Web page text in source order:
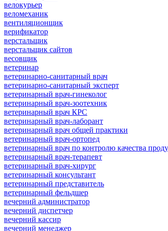
велокурьер
веломеханик
вентиляционщик
верификатор
верстальщик
верстальщик сайтов
весовщик
ветеринар
ветеринарно-санитарный врач
ветеринарно-санитарный эксперт
ветеринарный врач-гинеколог
ветеринарный врач-зоотехник
ветеринарный врач КРС
ветеринарный врач-лаборант
ветеринарный врач общей практики
ветеринарный врач-ортопед
ветеринарный врач по контролю качества
ветеринарный врач-терапевт
ветеринарный врач-хирург
ветеринарный консультант
ветеринарный представитель
ветеринарный фельдшер
вечерний администратор
вечерний диспетчер
вечерний кассир
вечерний менеджер